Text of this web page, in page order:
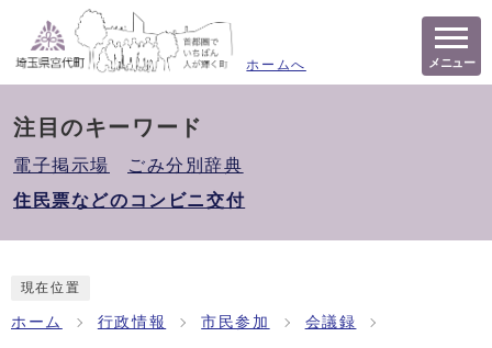
ホームへ メニュー
注目のキーワード
電子掲示場
ごみ分別辞典
住民票などのコンビニ交付
現在位置
ホーム 行政情報 市民参加 会議録